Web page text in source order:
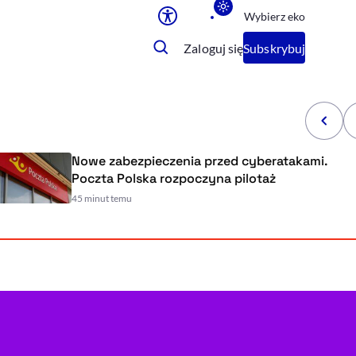
Ułatwienia dostępu
Normalny Rozmiar tekstu
Opcje wyświetlania
Wybierz eko
Zaloguj sięSubskrybuj
Nowe zabezpieczenia przed cyberatakami.
Poczta Polska rozpoczyna pilotaż
45 minut temu